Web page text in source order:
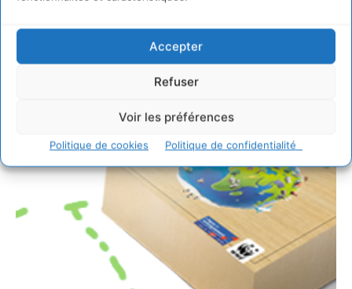
Accepter
Refuser
Voir les préférences
Politique de cookies Politique de confidentialité
11 MARS 2010
Ekoloko est un monde virtuel communautaire, où les
enfants suivent un scénario qui les emmène dans un